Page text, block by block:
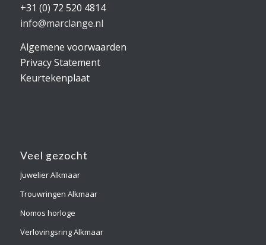
+31 (0) 72 520 4814
info@marclange.nl
Algemene voorwaarden
Privacy Statement
Keurtekenplaat
Veel gezocht
Juwelier Alkmaar
Trouwringen Alkmaar
Nomos horloge
Verlovingsring Alkmaar